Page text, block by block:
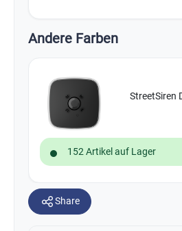
Andere Farben
StreetSiren
152 Artikel auf Lager
Share